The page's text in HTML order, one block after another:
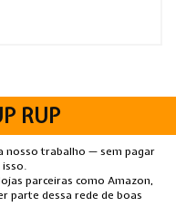
RUP
nosso trabalho — sem pagar
isso.
parceiras como Amazon,
parte dessa rede de boas